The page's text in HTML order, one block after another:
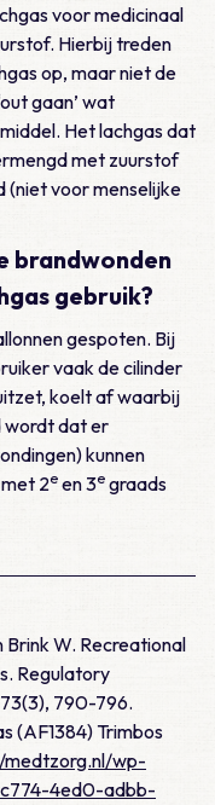
voor medicinaal
Hierbij treden
op, maar niet de
gaan’ wat
Het lachgas dat
met zuurstof
(niet voor menselijke
brandwonden
gebruik?
gespoten. Bij
vaak de cilinder
koelt af waarbij
wordt dat er
kunnen
2e en 3e graads
Brink W. Recreational
Regulatory
790-796.
(AF1384) Trimbos
wp-
4ed0-adbb-